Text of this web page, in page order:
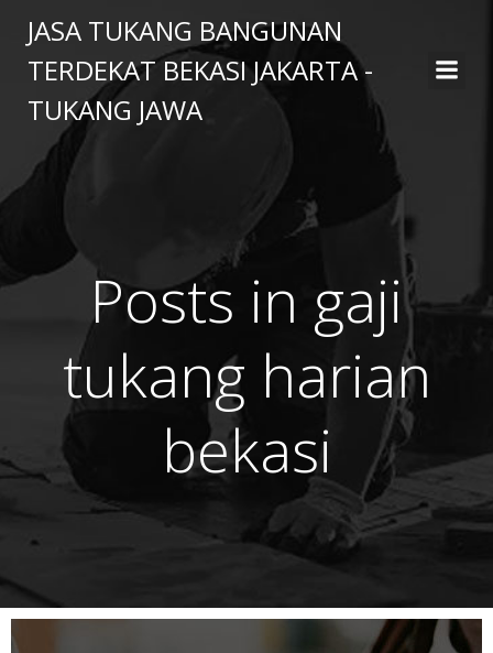
to
content
JASA TUKANG BANGUNAN
TERDEKAT BEKASI JAKARTA -
TUKANG JAWA
Posts in gaji
tukang harian
bekasi